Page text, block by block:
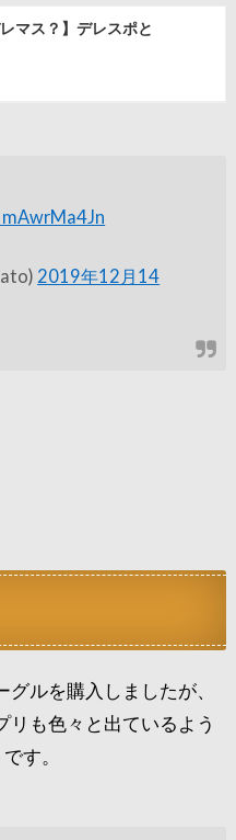
レマス？】デレスポと
2019年12月14
ルを購入しましたが、
リも色々と出ているよう
す。